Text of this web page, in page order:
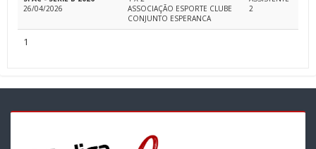
26/04/2026
ASSOCIAÇÃO ESPORTE CLUBE
CONJUNTO ESPERANCA
2
1